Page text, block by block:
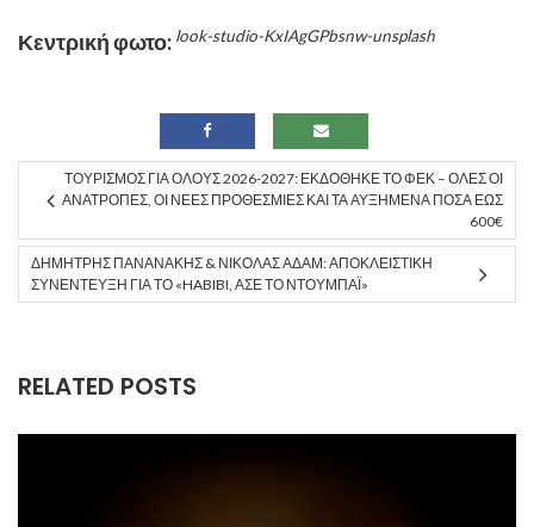
Κεντρική φωτο: look-studio-KxIAgGPbsnw-unsplash
ΤΟΥΡΙΣΜΌΣ ΓΙΑ ΌΛΟΥΣ 2026-2027: ΕΚΔΌΘΗΚΕ ΤΟ ΦΕΚ – ΌΛΕΣ ΟΙ
ΑΝΑΤΡΟΠΈΣ, ΟΙ ΝΈΕΣ ΠΡΟΘΕΣΜΊΕΣ ΚΑΙ ΤΑ ΑΥΞΗΜΈΝΑ ΠΟΣΆ ΈΩΣ
600€
ΔΗΜΉΤΡΗΣ ΠΑΝΑΝΆΚΗΣ & ΝΙΚΌΛΑΣ ΆΔΑΜ: ΑΠΟΚΛΕΙΣΤΙΚΉ
ΣΥΝΈΝΤΕΥΞΗ ΓΙΑ ΤΟ «HABIBI, ΆΣΕ ΤΟ ΝΤΟΥΜΠΆΙ»
RELATED POSTS